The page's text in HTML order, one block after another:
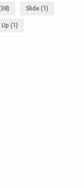
Slide (1)
(1)